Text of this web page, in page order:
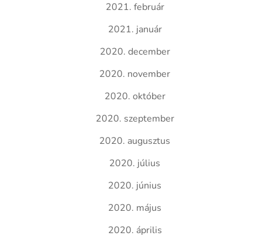
2021. február
2021. január
2020. december
2020. november
2020. október
2020. szeptember
2020. augusztus
2020. július
2020. június
2020. május
2020. április